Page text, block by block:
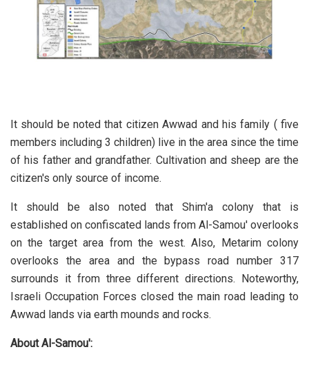
It should be noted that citizen Awwad and his family ( five
members including 3 children) live in the area since the time
of his father and grandfather. Cultivation and sheep are the
citizen's only source of income.
It should be also noted that Shim'a colony that is
established on confiscated lands from Al-Samou' overlooks
on the target area from the west. Also, Metarim colony
overlooks the area and the bypass road number 317
surrounds it from three different directions. Noteworthy,
Israeli Occupation Forces closed the main road leading to
Awwad lands via earth mounds and rocks.
About Al-Samou':